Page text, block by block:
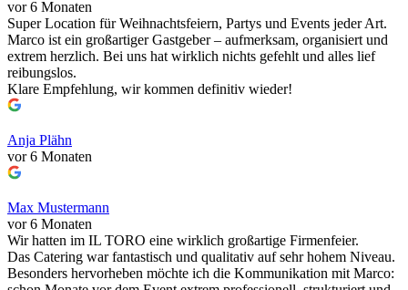
vor 6 Monaten
Super Location für Weihnachtsfeiern, Partys und Events jeder Art.
Marco ist ein großartiger Gastgeber – aufmerksam, organisiert und
extrem herzlich. Bei uns hat wirklich nichts gefehlt und alles lief
reibungslos.
Klare Empfehlung, wir kommen definitiv wieder!
Anja Plähn
vor 6 Monaten
Max Mustermann
vor 6 Monaten
Wir hatten im IL TORO eine wirklich großartige Firmenfeier.
Das Catering war fantastisch und qualitativ auf sehr hohem Niveau.
Besonders hervorheben möchte ich die Kommunikation mit Marco: